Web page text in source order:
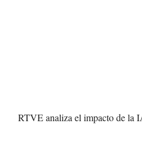
RTVE analiza el impacto de la